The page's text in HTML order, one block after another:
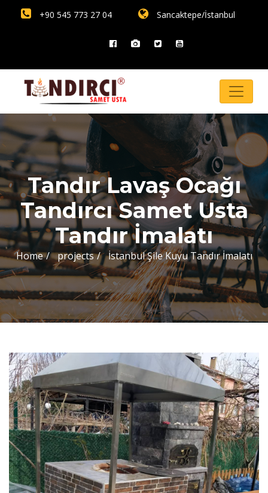
+90 545 773 27 04 Sancaktepe/İstanbul
Tandır Lavaş Ocağı
Tandırcı Samet Usta
Tandır İmalatı
Home projects İstanbul Şile Kuyu Tandır İmalatı